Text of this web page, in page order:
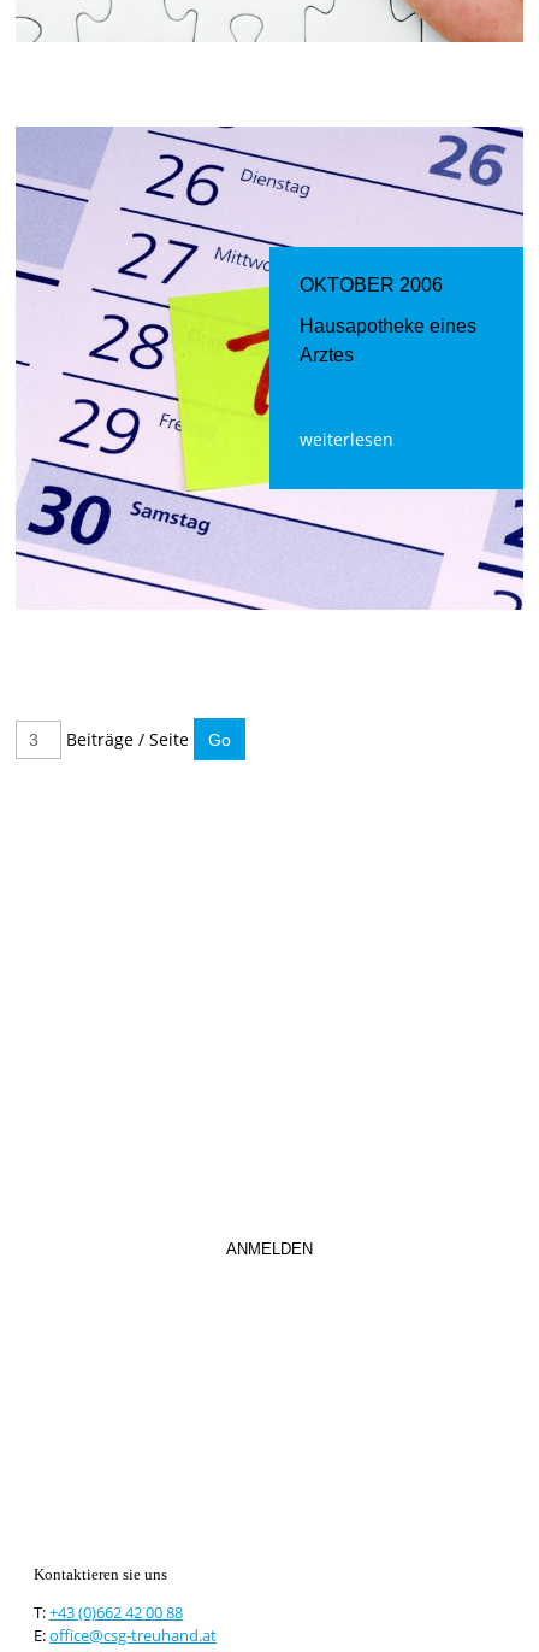
OKTOBER 2006
Hausapotheke eines
Arztes
weiterlesen
Beiträge / Seite
Kontaktieren sie uns
T:+43 (0)662 42 00 88
E:office@csg-treuhand.at